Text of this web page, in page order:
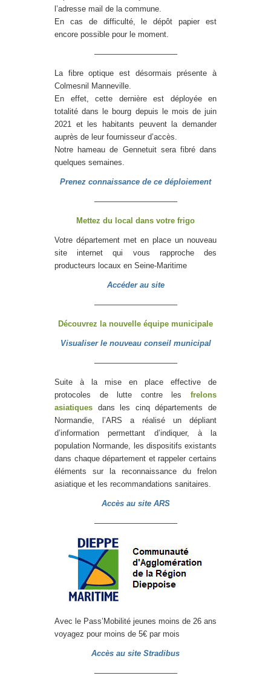
l’adresse mail de la commune.
En cas de difficulté, le dépôt papier est
encore possible pour le moment.
——————————–
La fibre optique est désormais présente à
Colmesnil Manneville.
En effet, cette dernière est déployée en
totalité dans le bourg depuis le mois de juin
2021 et les habitants peuvent la demander
auprès de leur fournisseur d’accès.
Notre hameau de Gennetuit sera fibré dans
quelques semaines.
Prenez connaissance de ce déploiement
——————————–
Mettez du local dans votre frigo
Votre département met en place un nouveau
site internet qui vous rapproche des
producteurs locaux en Seine-Maritime
Accéder au site
——————————–
Découvrez la nouvelle équipe municipale
Visualiser le nouveau conseil municipal
——————————–
Suite à la mise en place effective de
protocoles de lutte contre les frelons
asiatiques dans les cinq départements de
Normandie, l’ARS a réalisé un dépliant
d’information permettant d’indiquer, à la
population Normande, les dispositifs existants
dans chaque département et rappeler certains
éléments sur la reconnaissance du frelon
asiatique et les recommandations sanitaires.
Accès au site ARS
——————————–
Avec le Pass’Mobilité jeunes moins de 26 ans
voyagez pour moins de 5€ par mois
Accès au site Stradibus
——————————–